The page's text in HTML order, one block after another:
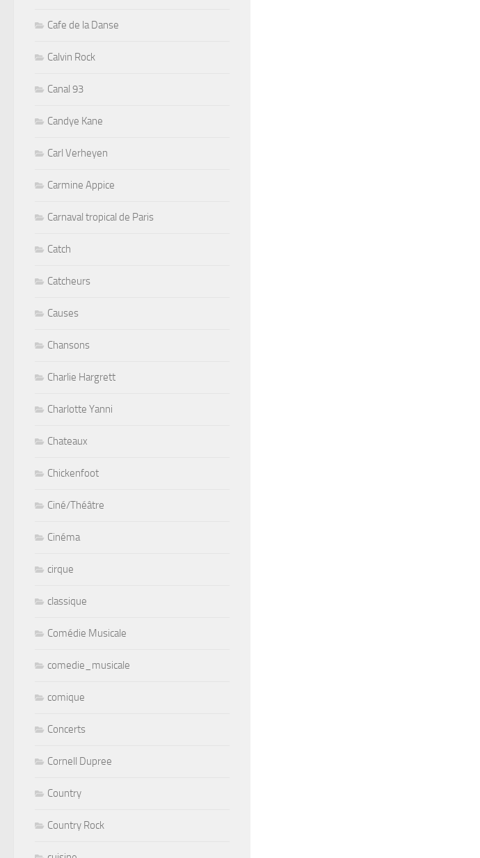
Cafe de la Danse
Calvin Rock
Canal 93
Candye Kane
Carl Verheyen
Carmine Appice
Carnaval tropical de Paris
Catch
Catcheurs
Causes
Chansons
Charlie Hargrett
Charlotte Yanni
Chateaux
Chickenfoot
Ciné/Théâtre
Cinéma
cirque
classique
Comédie Musicale
comedie_musicale
comique
Concerts
Cornell Dupree
Country
Country Rock